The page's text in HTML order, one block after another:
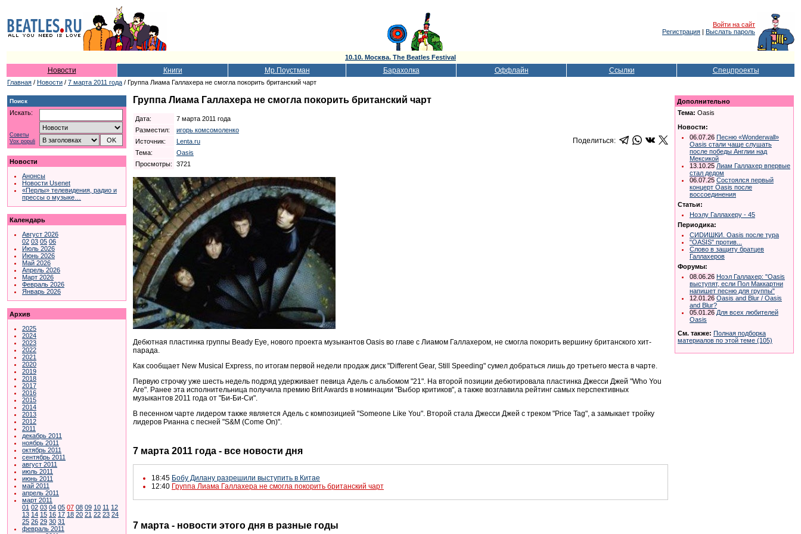
Войти на сайт
Регистрация | Выслать пароль
10.10. Москва. The Beatles Festival
Новости Книги Мр.Поустман Барахолка Оффлайн Ссылки Спецпроекты
Главная / Новости / 7 марта 2011 года / Группа Лиама Галлахера не смогла покорить британский чарт
Поиск
Искать:
Советы
Vox populi
Новости
Анонсы
Новости Usenet
«Перлы» телевидения, радио и
прессы о музыке…
Календарь
Август 2026
02 03 05 06
Июль 2026
Июнь 2026
Май 2026
Апрель 2026
Март 2026
Февраль 2026
Январь 2026
Архив
2025
2024
2023
2022
2021
2020
2019
2018
2017
2016
2015
2014
2013
2012
2011
декабрь 2011
ноябрь 2011
октябрь 2011
сентябрь 2011
август 2011
июль 2011
июнь 2011
май 2011
апрель 2011
март 2011
01 02 03 04 05 07 08 09 10 11 12
13 14 15 16 17 18 20 21 22 23 24
25 26 29 30 31
февраль 2011
Группа Лиама Галлахера не смогла покорить британский чарт
Дата:
7 марта 2011 года
Разместил:
игорь комсомоленко
Источник:
Lenta.ru
Тема:
Oasis
Просмотры:
3721
Поделиться:
Дебютная пластинка группы Beady Eye, нового проекта музыкантов Oasis во главе с Лиамом Галлахером, не смогла покорить вершину британского хит-
парада.
Как сообщает New Musical Express, по итогам первой недели продаж диск "Different Gear, Still Speeding" сумел добраться лишь до третьего места в чарте.
Первую строчку уже шесть недель подряд удерживает певица Адель с альбомом "21". На второй позиции дебютировала пластинка Джесси Джей "Who You
Are". Ранее эта исполнительница получила премию Brit Awards в номинации "Выбор критиков", а также возглавила рейтинг самых перспективных
музыкантов 2011 года от "Би-Би-Си".
В песенном чарте лидером также является Адель с композицией "Someone Like You". Второй стала Джесси Джей с треком "Price Tag", а замыкает тройку
лидеров Рианна с песней "S&M (Come On)".
7 марта 2011 года - все новости дня
18:45 Бобу Дилану разрешили выступить в Китае
12:40 Группа Лиама Галлахера не смогла покорить британский чарт
7 марта - новости этого дня в разные годы
Дополнительно
Тема: Oasis
Новости:
06.07.26 Песню «Wonderwall»
Oasis стали чаще слушать
после победы Англии над
Мексикой
13.10.25 Лиам Галлахер впервые
стал дедом
06.07.25 Состоялся первый
концерт Oasis после
воссоединения
Статьи:
Ноэлу Галлахеру - 45
Периодика:
СИDИШКИ. Oasis после тура
"OASIS" против...
Слово в защиту братцев
Галлахеров
Форумы:
08.06.26 Ноэл Галлахер: "Oasis
выступят, если Пол Маккартни
напишет песню для группы"
12.01.26 Oasis and Blur / Oasis
and Blur?
05.01.26 Для всех любителей
Oasis
См. также: Полная подборка
материалов по этой теме (105)